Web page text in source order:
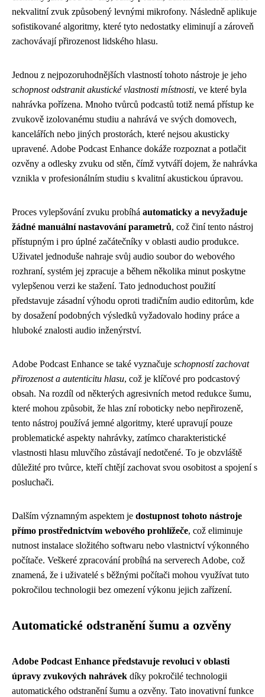
nekvalitní zvuk způsobený levnými mikrofony. Následně aplikuje
sofistikované algoritmy, které tyto nedostatky eliminují a zároveň
zachovávají přirozenost lidského hlasu.
Jednou z nejpozoruhodnějších vlastností tohoto nástroje je jeho
schopnost odstranit akustické vlastnosti místnosti, ve které byla
nahrávka pořízena. Mnoho tvůrců podcastů totiž nemá přístup ke
zvukově izolovanému studiu a nahrává ve svých domovech,
kancelářích nebo jiných prostorách, které nejsou akusticky
upravené. Adobe Podcast Enhance dokáže rozpoznat a potlačit
ozvěny a odlesky zvuku od stěn, čímž vytváří dojem, že nahrávka
vznikla v profesionálním studiu s kvalitní akustickou úpravou.
Proces vylepšování zvuku probíhá automaticky a nevyžaduje
žádné manuální nastavování parametrů, což činí tento nástroj
přístupným i pro úplné začátečníky v oblasti audio produkce.
Uživatel jednoduše nahraje svůj audio soubor do webového
rozhraní, systém jej zpracuje a během několika minut poskytne
vylepšenou verzi ke stažení. Tato jednoduchost použití
představuje zásadní výhodu oproti tradičním audio editorům, kde
by dosažení podobných výsledků vyžadovalo hodiny práce a
hluboké znalosti audio inženýrství.
Adobe Podcast Enhance se také vyznačuje schopností zachovat
přirozenost a autenticitu hlasu, což je klíčové pro podcastový
obsah. Na rozdíl od některých agresivních metod redukce šumu,
které mohou způsobit, že hlas zní roboticky nebo nepřirozeně,
tento nástroj používá jemné algoritmy, které upravují pouze
problematické aspekty nahrávky, zatímco charakteristické
vlastnosti hlasu mluvčího zůstávají nedotčené. To je obzvláště
důležité pro tvůrce, kteří chtějí zachovat svou osobitost a spojení s
posluchači.
Dalším významným aspektem je dostupnost tohoto nástroje
přímo prostřednictvím webového prohlížeče, což eliminuje
nutnost instalace složitého softwaru nebo vlastnictví výkonného
počítače. Veškeré zpracování probíhá na serverech Adobe, což
znamená, že i uživatelé s běžnými počítači mohou využívat tuto
pokročilou technologii bez omezení výkonu jejich zařízení.
Automatické odstranění šumu a ozvěny
Adobe Podcast Enhance představuje revoluci v oblasti
úpravy zvukových nahrávek díky pokročilé technologii
automatického odstranění šumu a ozvěny. Tato inovativní funkce